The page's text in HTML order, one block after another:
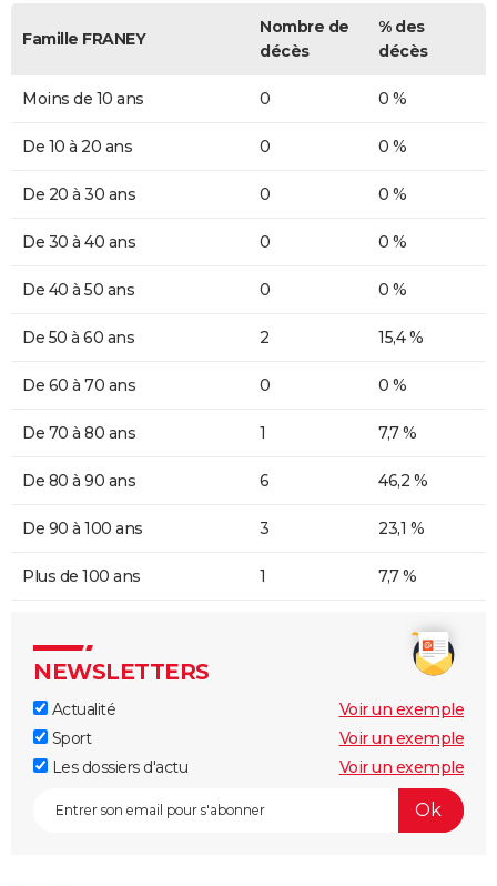
Famille FRANEY
Nombre de
décès
% des
décès
Moins de 10 ans 0 0 %
De 10 à 20 ans 0 0 %
De 20 à 30 ans 0 0 %
De 30 à 40 ans 0 0 %
De 40 à 50 ans 0 0 %
De 50 à 60 ans 2 15,4 %
De 60 à 70 ans 0 0 %
De 70 à 80 ans 1 7,7 %
De 80 à 90 ans 6 46,2 %
De 90 à 100 ans 3 23,1 %
Plus de 100 ans 1 7,7 %
NEWSLETTERS
Actualité
Voir un exemple
Sport
Voir un exemple
Les dossiers d'actu
Voir un exemple